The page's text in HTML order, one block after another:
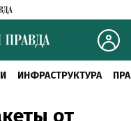
ИНФРАСТРУКТУРА
от